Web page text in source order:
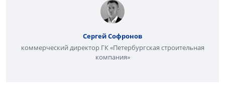
Сергей Софронов
коммерческий директор ГК «Петербургская строительная
компания»